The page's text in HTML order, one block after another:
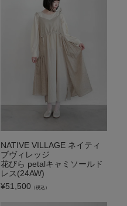
NATIVE VILLAGE ネイティ
ブヴィレッジ
花びら petalキャミソールド
レス(24AW)
¥51,500 （税込）